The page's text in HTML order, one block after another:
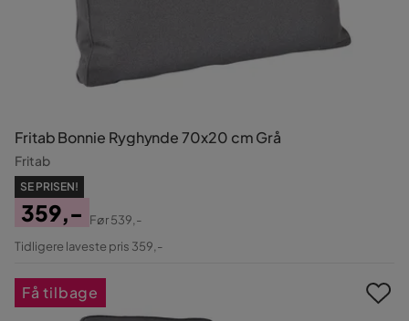
Fritab Bonnie Ryghynde 70x20 cm Grå
Fritab
SE PRISEN!
Pris
359,-
Original
Før539,-
Tidligere laveste pris 359,-
Få tilbage